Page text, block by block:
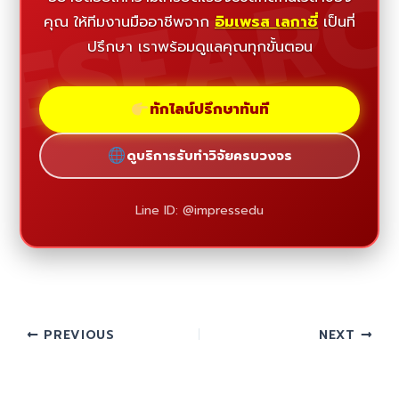
คุณ ให้ทีมงานมืออาชีพจาก อิมเพรส เลกาซี่ เป็นที่
ปรึกษา เราพร้อมดูแลคุณทุกขั้นตอน
ทักไลน์ปรึกษาทันที
ดูบริการรับทำวิจัยครบวงจร
Line ID: @impressedu
PREVIOUS NEXT